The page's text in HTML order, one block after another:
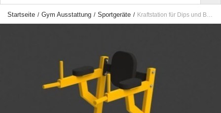
Startseite / Gym Ausstattung / Sportgeräte / Kraftstation für Dips und Beinheben